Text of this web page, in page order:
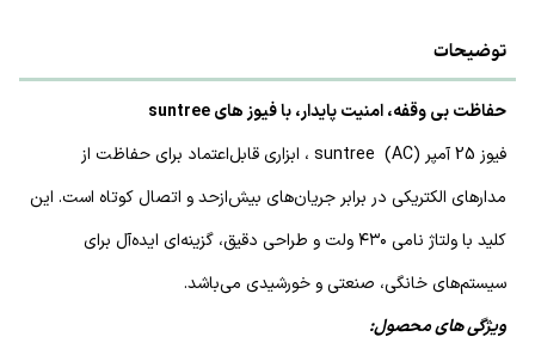
توضیحات
حفاظت بی وقفه، امنیت پایدار، با فیوز های suntree
فیوز 25 آمپر (AC) suntree ، ابزاری قابل‌اعتماد برای حفاظت از
مدارهای الکتریکی در برابر جریان‌های بیش‌ازحد و اتصال کوتاه است. این
کلید با ولتاژ نامی ۴۳۰ ولت و طراحی دقیق، گزینه‌ای ایده‌آل برای
سیستم‌های خانگی، صنعتی و خورشیدی می‌باشد.
ویژگی های محصول: